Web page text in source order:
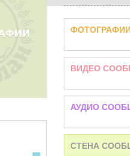
ВИДЕО
АУДИО
СТЕНА